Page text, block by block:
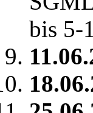
bis 5-